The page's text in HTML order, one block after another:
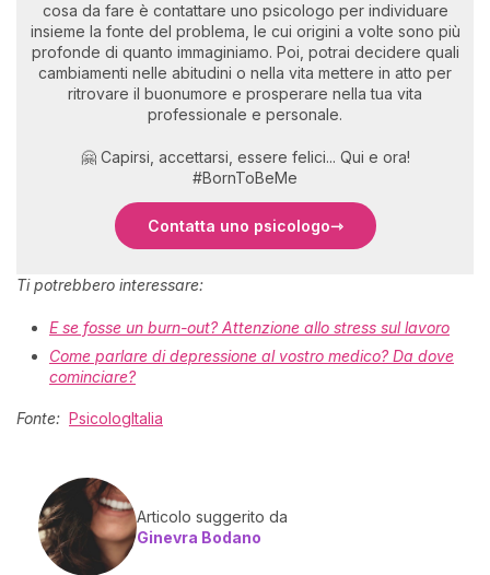
cosa da fare è contattare uno psicologo per individuare
insieme la fonte del problema, le cui origini a volte sono più
profonde di quanto immaginiamo. Poi, potrai decidere quali
cambiamenti nelle abitudini o nella vita mettere in atto per
ritrovare il buonumore e prosperare nella tua vita
professionale e personale.
🤗 Capirsi, accettarsi, essere felici... Qui e ora!
#BornToBeMe
Contatta uno psicologo
Ti potrebbero interessare:
E se fosse un burn-out? Attenzione allo stress sul lavoro
Come parlare di depressione al vostro medico? Da dove
cominciare?
Fonte: PsicologItalia
Articolo suggerito da
Ginevra Bodano